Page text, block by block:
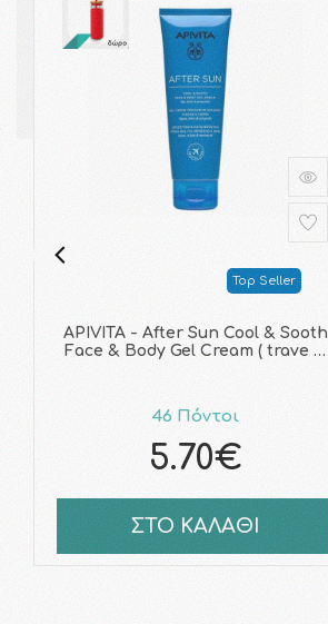
Top Seller
APIVITA - After Sun Cool & Sooth
Face & Body Gel Cream ( trave …
46 Πόντοι
5.70€
ΣΤΟ ΚΑΛΑΘΙ